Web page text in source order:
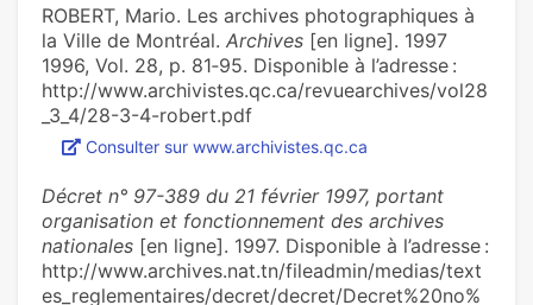
ROBERT, Mario. Les archives photographiques à
la Ville de Montréal. Archives [en ligne]. 1997
1996, Vol. 28, p. 81‑95. Disponible à l’adresse :
http://www.archivistes.qc.ca/revuearchives/vol28
_3_4/28-3-4-robert.pdf
Consulter sur www.archivistes.qc.ca
Décret n° 97-389 du 21 février 1997, portant
organisation et fonctionnement des archives
nationales [en ligne]. 1997. Disponible à l’adresse :
http://www.archives.nat.tn/fileadmin/medias/text
es_reglementaires/decret/decret/Decret%20no%